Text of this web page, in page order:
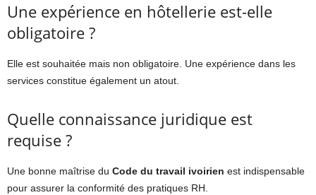
Une expérience en hôtellerie est-elle
obligatoire ?
Elle est souhaitée mais non obligatoire. Une expérience dans les
services constitue également un atout.
Quelle connaissance juridique est
requise ?
Une bonne maîtrise du Code du travail ivoirien est indispensable
pour assurer la conformité des pratiques RH.